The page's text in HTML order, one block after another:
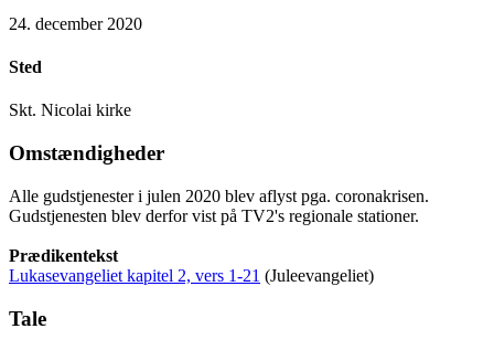
24. december 2020
Sted
Skt. Nicolai kirke
Omstændigheder
Alle gudstjenester i julen 2020 blev aflyst pga. coronakrisen.
Gudstjenesten blev derfor vist på TV2's regionale stationer.
Prædikentekst
Lukasevangeliet kapitel 2, vers 1-21 (Juleevangeliet)
Tale